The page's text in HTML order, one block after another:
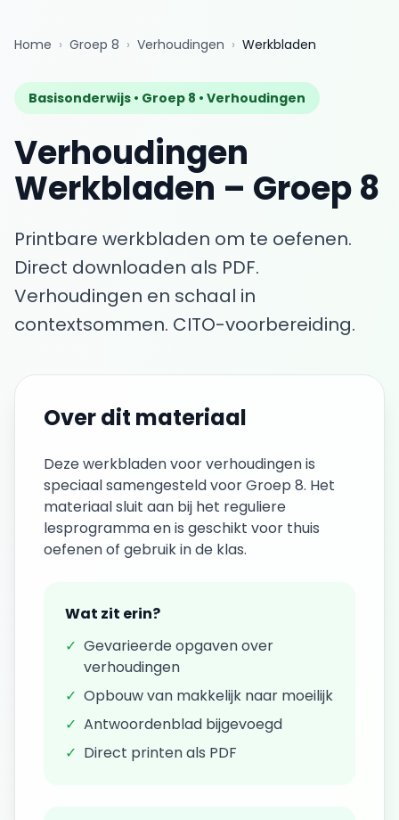
Home › Groep 8 › Verhoudingen › Werkbladen
Basisonderwijs • Groep 8 • Verhoudingen
Verhoudingen
Werkbladen – Groep 8
Printbare werkbladen om te oefenen.
Direct downloaden als PDF.
Verhoudingen en schaal in
contextsommen. CITO-voorbereiding.
Over dit materiaal
Dezewerkbladenvoorverhoudingenis
speciaal samengesteld voorGroep 8. Het
materiaal sluit aan bij het reguliere
lesprogramma en is geschikt voor thuis
oefenen of gebruik in de klas.
Wat zit erin?
✓ Gevarieerde opgaven over
verhoudingen
✓ Opbouw van makkelijk naar moeilijk
✓ Antwoordenblad bijgevoegd
✓ Direct printen als PDF